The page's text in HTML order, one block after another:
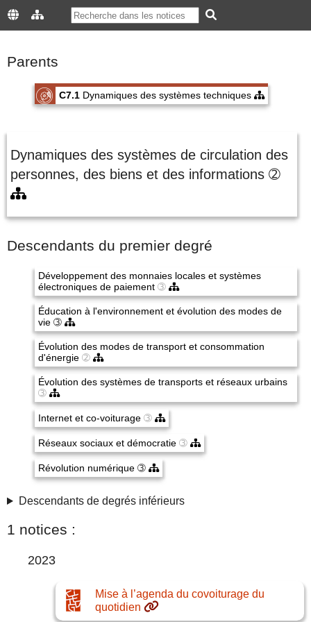
Parents
C7.1 Dynamiques des systèmes techniques
Dynamiques des systèmes de circulation des
personnes, des biens et des informations ➁
Descendants du premier degré
Développement des monnaies locales et systèmes
électroniques de paiement ➂
Éducation à l'environnement et évolution des modes de
vie ➂
Évolution des modes de transport et consommation
d'énergie ➁
Évolution des systèmes de transports et réseaux urbains
➂
Internet et co-voiturage ➂
Réseaux sociaux et démocratie ➂
Révolution numérique ➂
Descendants de degrés inférieurs
1 notices :
2023
Mise à l’agenda du covoiturage du
quotidien